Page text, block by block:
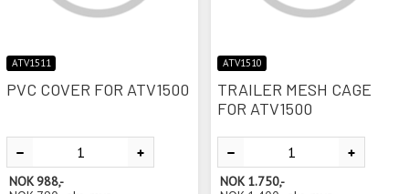
ATV1511
PVC COVER FOR ATV1500
NOK988,-
ATV1510
TRAILER MESH CAGE
FOR ATV1500
NOK 1.750,-